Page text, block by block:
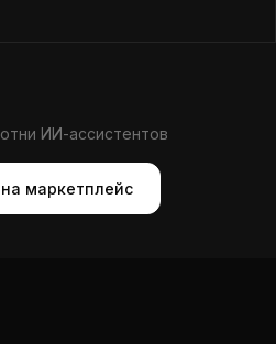
Все этапы подробно с
ИИ-ассистентов
маркетплейс